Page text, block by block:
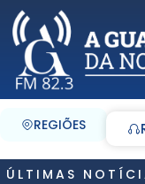
REGIÕES
ÚLTIMAS